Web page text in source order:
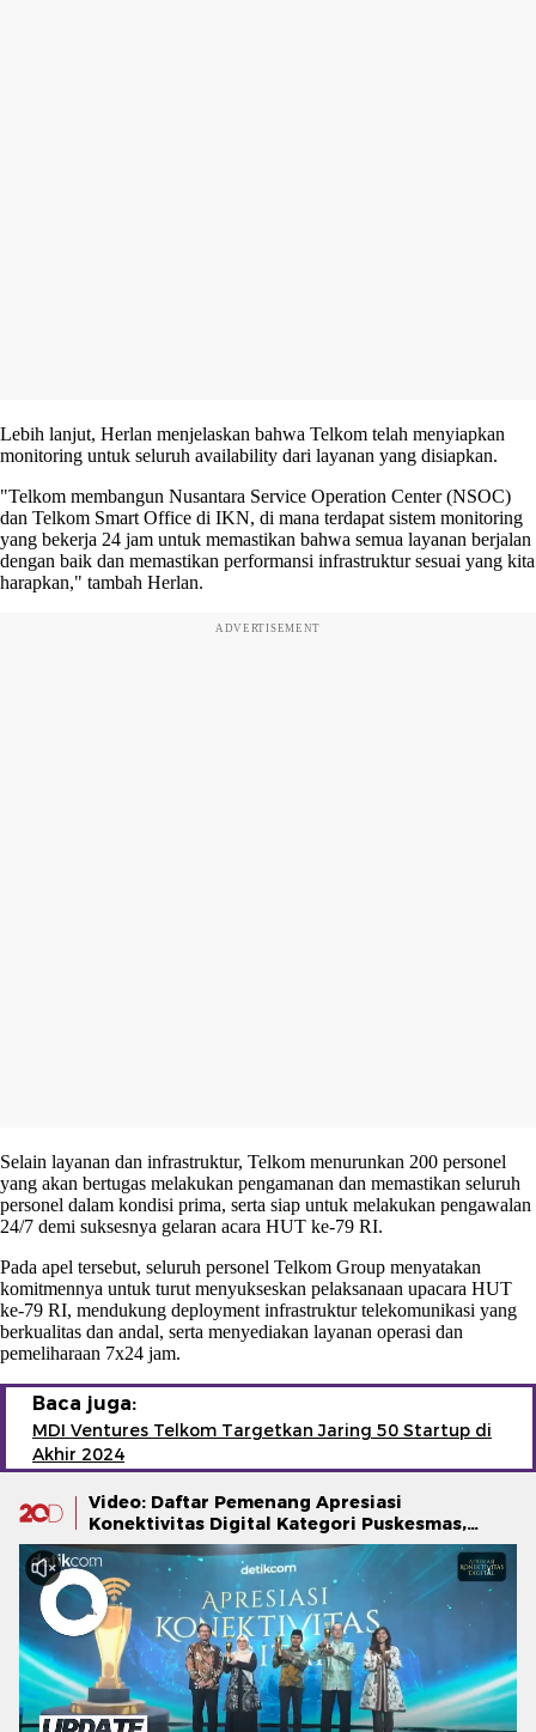
Lebih lanjut, Herlan menjelaskan bahwa Telkom telah menyiapkan
monitoring untuk seluruh availability dari layanan yang disiapkan.
"Telkom membangun Nusantara Service Operation Center (NSOC)
dan Telkom Smart Office di IKN, di mana terdapat sistem monitoring
yang bekerja 24 jam untuk memastikan bahwa semua layanan berjalan
dengan baik dan memastikan performansi infrastruktur sesuai yang kita
harapkan," tambah Herlan.
ADVERTISEMENT
Selain layanan dan infrastruktur, Telkom menurunkan 200 personel
yang akan bertugas melakukan pengamanan dan memastikan seluruh
personel dalam kondisi prima, serta siap untuk melakukan pengawalan
24/7 demi suksesnya gelaran acara HUT ke-79 RI.
Pada apel tersebut, seluruh personel Telkom Group menyatakan
komitmennya untuk turut menyukseskan pelaksanaan upacara HUT
ke-79 RI, mendukung deployment infrastruktur telekomunikasi yang
berkualitas dan andal, serta menyediakan layanan operasi dan
pemeliharaan 7x24 jam.
Baca juga:
MDI Ventures Telkom Targetkan Jaring 50 Startup di
Akhir 2024
Video: Daftar Pemenang Apresiasi
Konektivitas Digital Kategori Puskesmas,
Sekolah, Pos TNI